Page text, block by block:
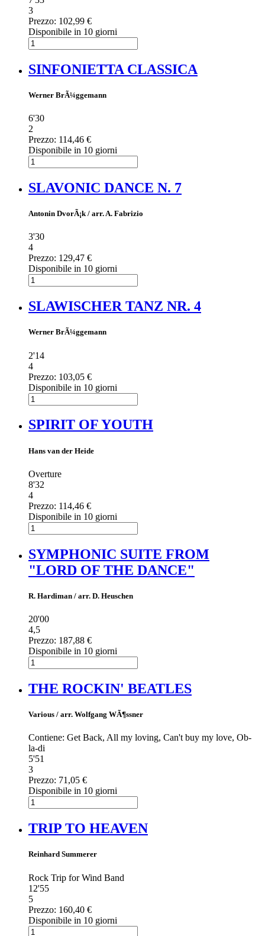
3
Prezzo: 102,99 €
Disponibile in 10 giorni
SINFONIETTA CLASSICA
Werner BrÃ¼ggemann
6'30
2
Prezzo: 114,46 €
Disponibile in 10 giorni
SLAVONIC DANCE N. 7
Antonin DvorÃ¡k / arr. A. Fabrizio
3'30
4
Prezzo: 129,47 €
Disponibile in 10 giorni
SLAWISCHER TANZ NR. 4
Werner BrÃ¼ggemann
2'14
4
Prezzo: 103,05 €
Disponibile in 10 giorni
SPIRIT OF YOUTH
Hans van der Heide
Overture
8'32
4
Prezzo: 114,46 €
Disponibile in 10 giorni
SYMPHONIC SUITE FROM
"LORD OF THE DANCE"
R. Hardiman / arr. D. Heuschen
20'00
4,5
Prezzo: 187,88 €
Disponibile in 10 giorni
THE ROCKIN' BEATLES
Various / arr. Wolfgang WÃ¶ssner
Contiene: Get Back, All my loving, Can't buy my love, Ob-
la-di
5'51
3
Prezzo: 71,05 €
Disponibile in 10 giorni
TRIP TO HEAVEN
Reinhard Summerer
Rock Trip for Wind Band
12'55
5
Prezzo: 160,40 €
Disponibile in 10 giorni